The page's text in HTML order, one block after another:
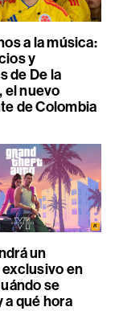
a la música:
y
de De la
el nuevo
de Colombia
un
en
se
a qué hora